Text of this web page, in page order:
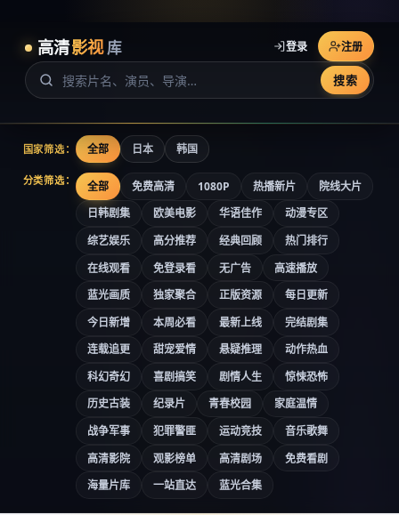
高清影视 库
搜索
登录 注册
国家筛选： 全部 日本 韩国
分类筛选： 全部 免费高清 1080P 热播新片
院线大片
日韩剧集
欧美电影 华语佳作
动漫专区
综艺娱乐
高分推荐 经典回顾
热门排行
在线观看
免登录看 无广告
高速播放
蓝光画质
独家聚合 正版资源
每日更新
今日新增
本周必看 最新上线
完结剧集
连载追更
甜宠爱情 悬疑推理
动作热血
科幻奇幻
喜剧搞笑 剧情人生
惊悚恐怖
历史古装
纪录片 青春校园
家庭温情
战争军事
犯罪警匪 运动竞技
音乐歌舞
高清影院
观影榜单 高清剧场
免费看剧
海量片库
一站直达 蓝光合集